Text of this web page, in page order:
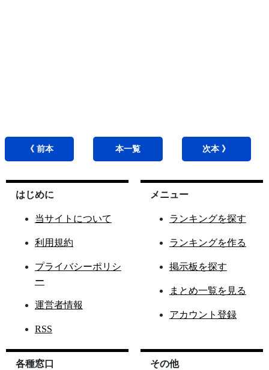
《 前本 本一覧 次本》
はじめに
当サイトについて
利用規約
プライバシーポリシ
ー
運営者情報
RSS
メニュー
ランキングを探す
ランキングを作る
掲示板を探す
まとめ一覧を見る
アカウント登録
各種窓口 その他